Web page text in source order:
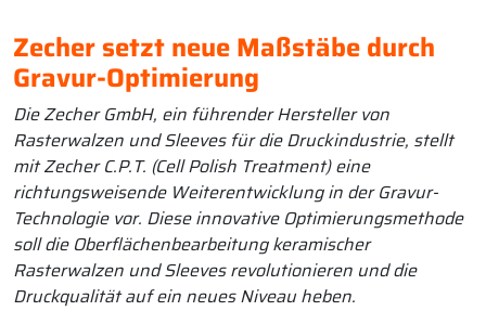
Zecher setzt neue Maßstäbe durch
Gravur-Optimierung
Die Zecher GmbH, ein führender Hersteller von
Rasterwalzen und Sleeves für die Druckindustrie, stellt
mit Zecher C.P.T. (Cell Polish Treatment) eine
richtungsweisende Weiterentwicklung in der Gravur-
Technologie vor. Diese innovative Optimierungsmethode
soll die Oberflächenbearbeitung keramischer
Rasterwalzen und Sleeves revolutionieren und die
Druckqualität auf ein neues Niveau heben.